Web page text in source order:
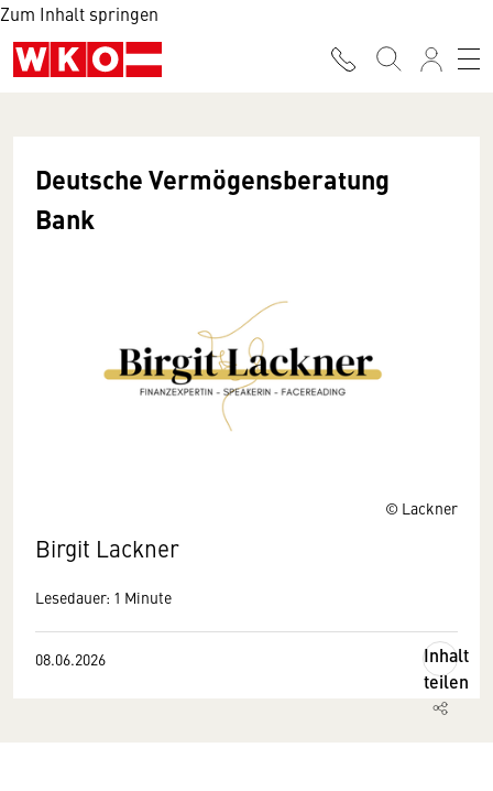
Zum Inhalt springen
© Lackner
Deutsche Vermögensberatung
Bank
Birgit Lackner
Lesedauer: 1 Minute
08.06.2026
Inhalt
teilen